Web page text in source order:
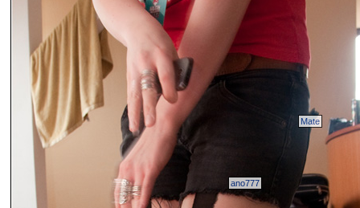
ano777
Mate